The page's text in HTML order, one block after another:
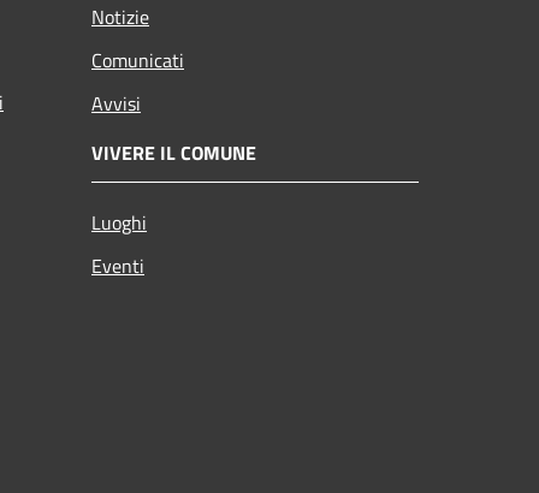
Notizie
Comunicati
Avvisi
VIVERE IL COMUNE
Luoghi
Eventi